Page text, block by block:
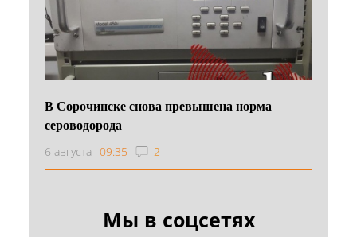
В Сорочинске снова превышена норма
сероводорода
6 августа 09:35 2
Мы в соцсетях